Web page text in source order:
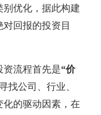
别优化，据此构建
回报的投资目
资流程首先是“价
找公司、行业、
化的驱动因素，在